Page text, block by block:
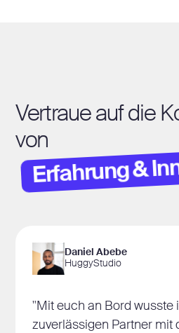
Vertraue auf die
von
Erfahrung &
Daniel Abebe
HuggyStudio
"Mit euch an Bord wusste
zuverlässigen Partner mit